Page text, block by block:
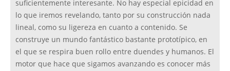
suficientemente interesante. No hay especial epicidad en
lo que iremos revelando, tanto por su construcción nada
lineal, como su ligereza en cuanto a contenido. Se
construye un mundo fantástico bastante prototípico, en
el que se respira buen rollo entre duendes y humanos. El
motor que hace que sigamos avanzando es conocer más